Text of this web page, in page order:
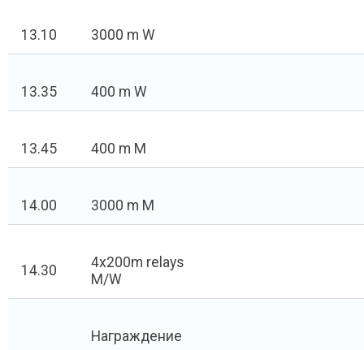
13.10 3000 m W
13.35 400 m W
13.45 400 m M
14.00 3000 m M
14.30
4x200m relays
M/W
Награждение